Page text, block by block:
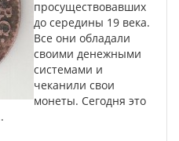
просуществовавших
до середины 19 века.
Все они обладали
своими денежными
системами и
чеканили свои
монеты. Сегодня это